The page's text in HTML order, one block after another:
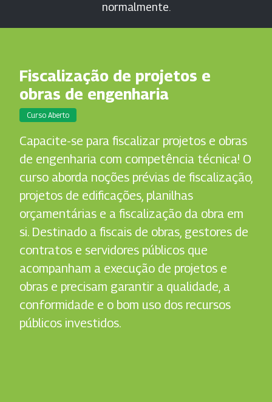
normalmente.
Fiscalização de projetos e
obras de engenharia
Curso Aberto
Capacite-se para fiscalizar projetos e obras
de engenharia com competência técnica! O
curso aborda noções prévias de fiscalização,
projetos de edificações, planilhas
orçamentárias e a fiscalização da obra em
si. Destinado a fiscais de obras, gestores de
contratos e servidores públicos que
acompanham a execução de projetos e
obras e precisam garantir a qualidade, a
conformidade e o bom uso dos recursos
públicos investidos.